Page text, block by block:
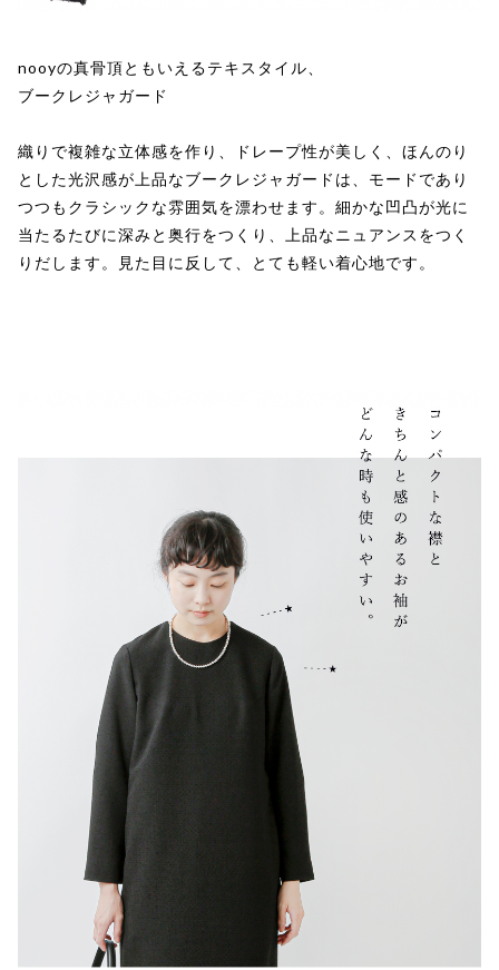
nooyの真骨頂ともいえるテキスタイル、
ブークレジャガード
織りで複雑な立体感を作り、ドレープ性が美しく、ほんのり
とした光沢感が上品なブークレジャガードは、モードであり
つつもクラシックな雰囲気を漂わせます。細かな凹凸が光に
当たるたびに深みと奥行をつくり、上品なニュアンスをつく
りだします。見た目に反して、とても軽い着心地です。